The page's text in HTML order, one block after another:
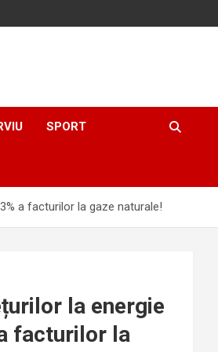
SPORT
a facturilor la gaze naturale!
la energie
facturilor la